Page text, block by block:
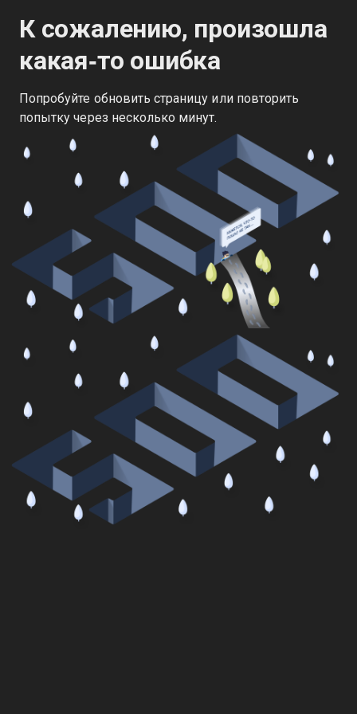
К сожалению, произошла
какая‑то ошибка
Попробуйте обновить страницу или повторить
попытку через несколько минут.